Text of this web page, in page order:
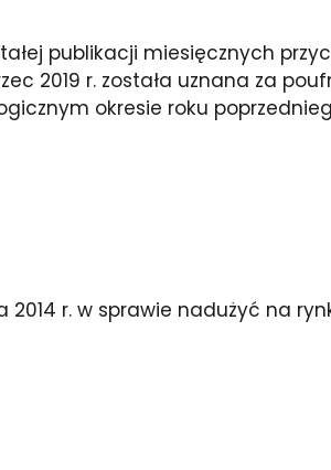
publikacji miesięcznych
2019 r. została uznana za
okresie roku
2014 r. w sprawie nadużyć na